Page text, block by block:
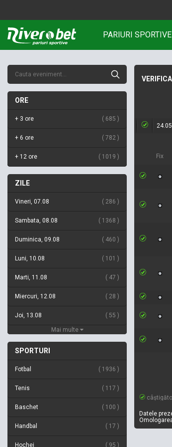
PARIURI SPORTIVE
ORE
+ 3 ore 685
+ 6 ore 782
+ 12 ore 1019
ZILE
Vineri, 07.08 286
Sambata, 08.08 1368
Duminica, 09.08 460
Luni, 10.08 101
Marti, 11.08 47
Miercuri, 12.08 28
Joi, 13.08 55
Mai multe
SPORTURI
Fotbal 1936
Tenis 117
Baschet 100
Handbal 17
Hochei 95
Fix
Datele